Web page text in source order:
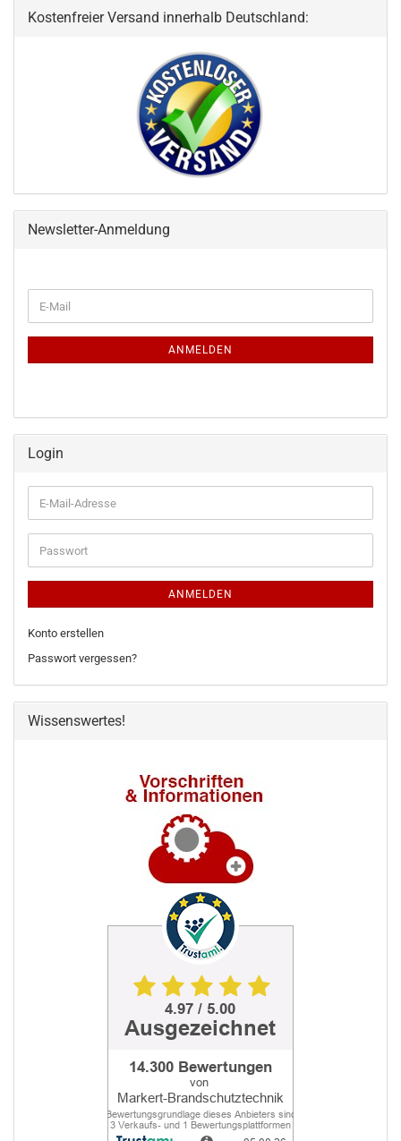
Kostenfreier Versand innerhalb Deutschland:
Newsletter-Anmeldung
ZUR
E-
Mail
ANMELDEN
Login
E-
Mail-
Adresse
Passwort
ANMELDEN
Konto erstellen
Passwort vergessen?
Wissenswertes!